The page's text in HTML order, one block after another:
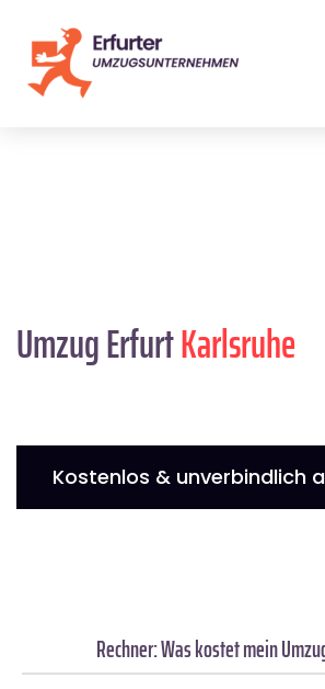
Umzug ErfurtKarlsruhe
Kostenlos & unverbindlich
Rechner: Was kostet mein